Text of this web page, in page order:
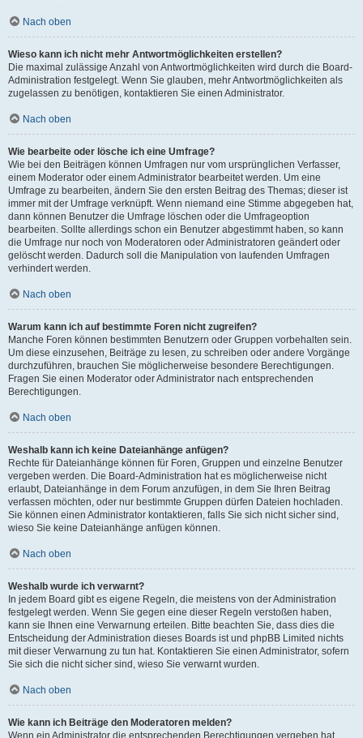
Nach oben
Wieso kann ich nicht mehr Antwortmöglichkeiten erstellen?
Die maximal zulässige Anzahl von Antwortmöglichkeiten wird durch die Board-
Administration festgelegt. Wenn Sie glauben, mehr Antwortmöglichkeiten als
zugelassen zu benötigen, kontaktieren Sie einen Administrator.
Nach oben
Wie bearbeite oder lösche ich eine Umfrage?
Wie bei den Beiträgen können Umfragen nur vom ursprünglichen Verfasser,
einem Moderator oder einem Administrator bearbeitet werden. Um eine
Umfrage zu bearbeiten, ändern Sie den ersten Beitrag des Themas; dieser ist
immer mit der Umfrage verknüpft. Wenn niemand eine Stimme abgegeben hat,
dann können Benutzer die Umfrage löschen oder die Umfrageoption
bearbeiten. Sollte allerdings schon ein Benutzer abgestimmt haben, so kann
die Umfrage nur noch von Moderatoren oder Administratoren geändert oder
gelöscht werden. Dadurch soll die Manipulation von laufenden Umfragen
verhindert werden.
Nach oben
Warum kann ich auf bestimmte Foren nicht zugreifen?
Manche Foren können bestimmten Benutzern oder Gruppen vorbehalten sein.
Um diese einzusehen, Beiträge zu lesen, zu schreiben oder andere Vorgänge
durchzuführen, brauchen Sie möglicherweise besondere Berechtigungen.
Fragen Sie einen Moderator oder Administrator nach entsprechenden
Berechtigungen.
Nach oben
Weshalb kann ich keine Dateianhänge anfügen?
Rechte für Dateianhänge können für Foren, Gruppen und einzelne Benutzer
vergeben werden. Die Board-Administration hat es möglicherweise nicht
erlaubt, Dateianhänge in dem Forum anzufügen, in dem Sie Ihren Beitrag
verfassen möchten, oder nur bestimmte Gruppen dürfen Dateien hochladen.
Sie können einen Administrator kontaktieren, falls Sie sich nicht sicher sind,
wieso Sie keine Dateianhänge anfügen können.
Nach oben
Weshalb wurde ich verwarnt?
In jedem Board gibt es eigene Regeln, die meistens von der Administration
festgelegt werden. Wenn Sie gegen eine dieser Regeln verstoßen haben,
kann sie Ihnen eine Verwarnung erteilen. Bitte beachten Sie, dass dies die
Entscheidung der Administration dieses Boards ist und phpBB Limited nichts
mit dieser Verwarnung zu tun hat. Kontaktieren Sie einen Administrator, sofern
Sie sich die nicht sicher sind, wieso Sie verwarnt wurden.
Nach oben
Wie kann ich Beiträge den Moderatoren melden?
Wenn ein Administrator die entsprechenden Berechtigungen vergeben hat,